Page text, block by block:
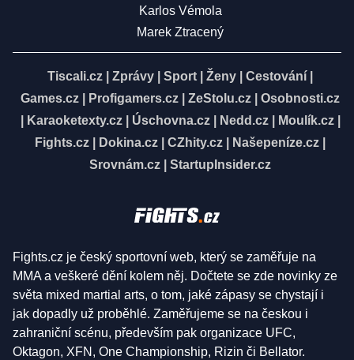
Karlos Vémola
Marek Ztracený
Tiscali.cz Zprávy Sport Ženy Cestování
Games.cz
Profigamers.cz ZeStolu.cz
Osobnosti.cz
Karaoketexty.cz| Úschovna.cz| Nedd.cz| Moulík.cz|
Fights.cz
Dokina.cz CZhity.cz Našepeníze.cz
Srovnám.cz
StartupInsider.cz
Fights.cz je český sportovní web, který se zaměřuje na
MMA a veškeré dění kolem něj. Dočtete se zde novinky ze
světa mixed martial arts, o tom, jaké zápasy se chystají i
jak dopadly už proběhlé. Zaměřujeme se na českou i
zahraniční scénu, především pak organizace UFC,
Oktagon, XFN, One Championship, Rizin či Bellator.